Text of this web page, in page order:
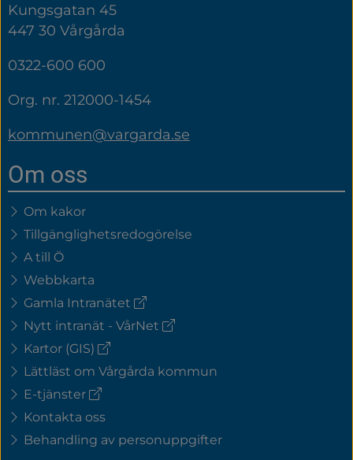
Kungsgatan 45
447 30 Vårgårda
0322-600 600
Org. nr. 212000-1454
kommunen@vargarda.se
Om oss
Om kakor
Tillgänglighetsredogörelse
A till Ö
Webbkarta
Gamla Intranätet (extern
Nytt intranät - VårNet (extern
Kartor (GIS) (extern
länk)
Lättläst om Vårgårda kommun
E-tjänster (extern
Kontakta oss
Behandling av personuppgifter